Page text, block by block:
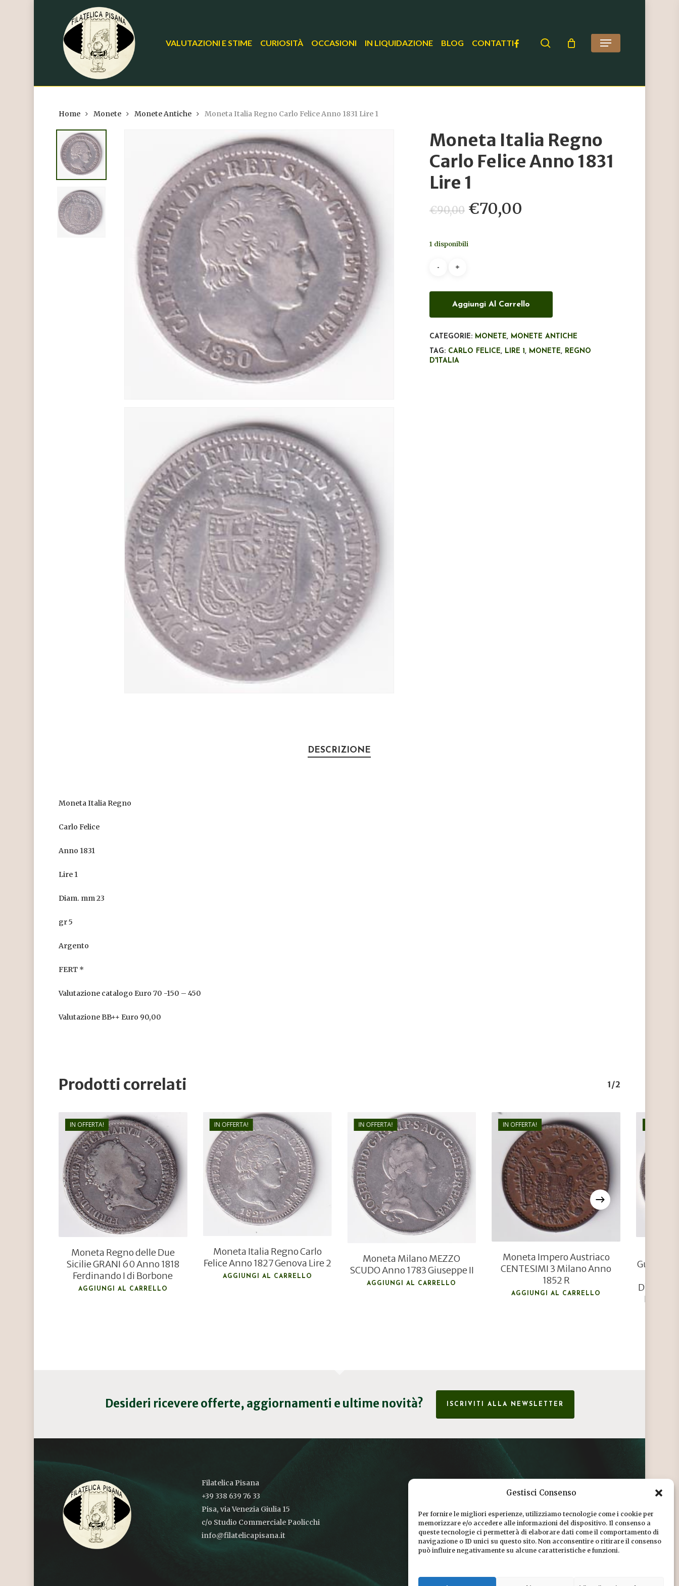
Gestisci Consenso
Per fornire le migliori esperienze, utilizziamo tecnologie come i cookie per
memorizzare e/o accedere alle informazioni del dispositivo. Il consenso a
queste tecnologie ci permetterà di elaborare dati come il comportamento di
navigazione o ID unici su questo sito. Non acconsentire o ritirare il consenso
può influire negativamente su alcune caratteristiche e funzioni.
Hit enter to search or ESC to close
VALUTAZIONI E STIME CURIOSITÀ OCCASIONI IN LIQUIDAZIONE BLOG CONTATTIFACEBOOK search Menu
Home Monete Monete Antiche Moneta Italia Regno Carlo Felice Anno 1831 Lire 1
Moneta Italia Regno
Carlo Felice Anno 1831
Lire 1
€90,00 Il
prezzo
€70,00
1 disponibili
Aggiungi Al Carrello
CATEGORIE: MONETE, MONETE ANTICHE
TAG: CARLO FELICE, LIRE 1, MONETE, REGNO
D'ITALIA
DESCRIZIONE
Moneta Italia Regno
Carlo Felice
Anno 1831
Lire 1
Diam. mm 23
gr 5
Argento
FERT *
Valutazione catalogo Euro 70 -150 – 450
Valutazione BB++ Euro 90,00
Prodotti correlati 1/2
IN OFFERTA!
€320,00
€250,00
Moneta Regno delle Due
Sicilie GRANI 60 Anno 1818
Ferdinando I di Borbone
AGGIUNGI AL CARRELLO
IN OFFERTA!
€200,00
€125,00
Moneta Italia Regno Carlo
Felice Anno 1827 Genova Lire 2
AGGIUNGI AL CARRELLO
IN OFFERTA!
€250,00
€180,00
Moneta Milano MEZZO
SCUDO Anno 1783 Giuseppe II
AGGIUNGI AL CARRELLO
IN OFFERTA!
€120,00
€80,00
Moneta Impero Austriaco
CENTESIMI 3 Milano Anno
1852 R
AGGIUNGI AL CARRELLO
Guastalla
DIO
Desideri ricevere offerte, aggiornamenti e ultime novità? ISCRIVITI ALLA NEWSLETTER
Filatelica Pisana
+39 338 639 76 33
Pisa, via Venezia Giulia 15
c/o Studio Commerciale Paolicchi
info@filatelicapisana.it
COOKIE POLICY
DICONO DI NOI
CHI SIAMO